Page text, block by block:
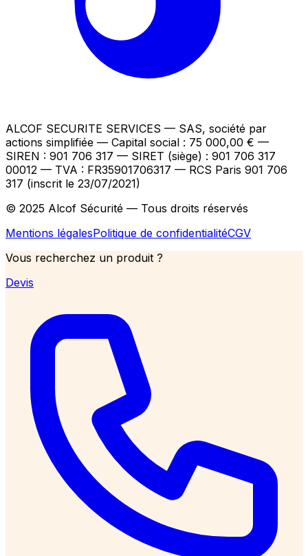
ALCOF SECURITE SERVICES — SAS, société par
actions simplifiée — Capital social : 75 000,00 € —
SIREN : 901 706 317 — SIRET (siège) : 901 706 317
00012 — TVA : FR35901706317 — RCS Paris 901 706
317 (inscrit le 23/07/2021)
© 2025 Alcof Sécurité — Tous droits réservés
Mentions légalesPolitique de confidentialitéCGV
Vous recherchez un produit ?
Devis